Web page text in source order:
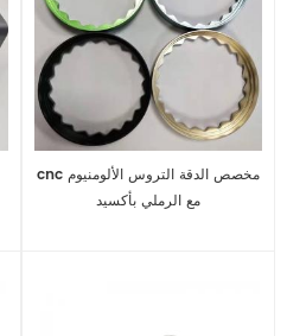
cnc مخصص الدقة التروس الألومنيوم
مع الرملي بأكسيد